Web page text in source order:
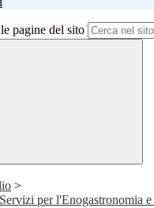
pagine del sito
>
per l'Enogastronomia